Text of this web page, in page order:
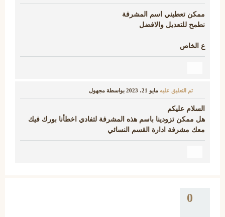
ممكن تعطيني اسم المشرفة
نطمح للتعديل والافضل
ع الخاص
تم التعليق عليه مايو 21، 2023 بواسطة مجهول
السلام عليكم
هل ممكن تزودينا باسم هذه المشرفة لتفادي اخطأنا بورك فيك
معك مشرفة ادارة القسم النسائي
0